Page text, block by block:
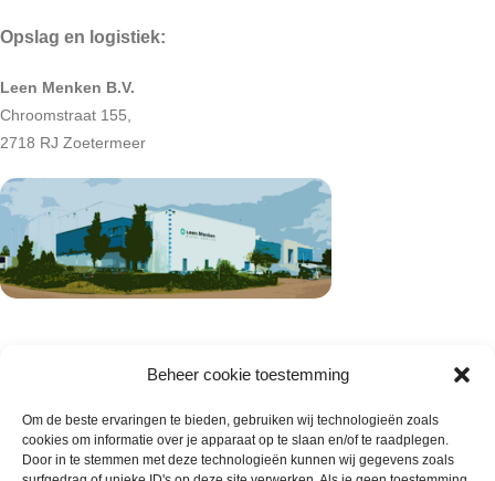
Beheer cookie toestemming
Om de beste ervaringen te bieden, gebruiken wij technologieën zoals
cookies om informatie over je apparaat op te slaan en/of te raadplegen.
Door in te stemmen met deze technologieën kunnen wij gegevens zoals
Opslag en logistiek:
Leen Menken B.V.
Chroomstraat 155,
2718 RJ Zoetermeer